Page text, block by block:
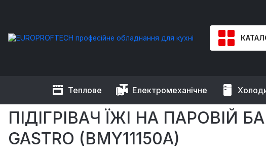
Теплове Електромеханічне
EUROPROFTECH Теплове обладнання Марміти та чафіндіші
ПІДІГРІВАЧ ЇЖІ НА ПАРОВІЙ
GASTRO (BMY11150A)